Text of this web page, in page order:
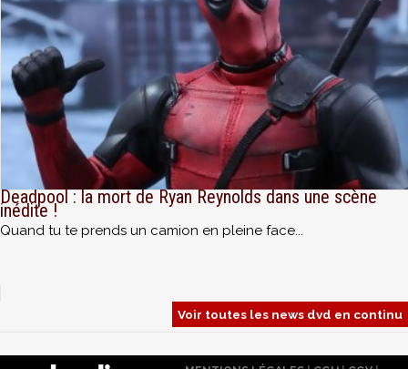
Deadpool : la mort de Ryan Reynolds dans une scène
inédite !
Quand tu te prends un camion en pleine face...
Voir toutes les news dvd en continu